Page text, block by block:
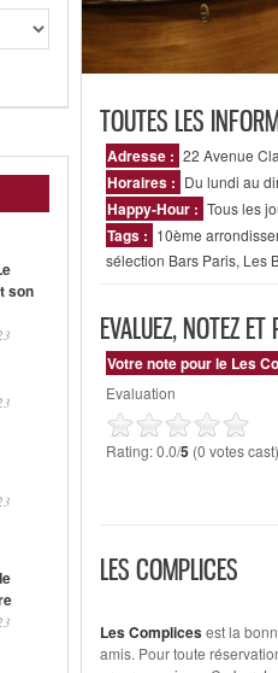
son
TOUTES LES
Adresse : 22 Avenue
Horaires : Du lundi au
Happy-Hour : Tous les
Tags : 10ème
sélection Bars Paris, Les
EVALUEZ, NOTEZ
Votre note pour le Les
Evaluation
Rating: 0.0/5 (0 votes cast)
LES COMPLICES
Les Complicesest la
amis. Pour toute